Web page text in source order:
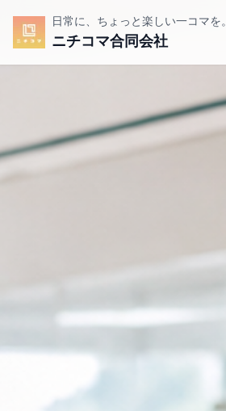
日常に、ちょっと楽しい一コマを。
ニチコマ合同会社